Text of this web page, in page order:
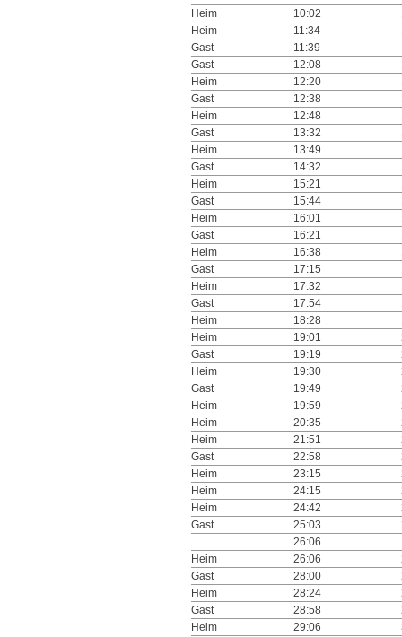
Heim
10:02
Heim
11:34
Gast
11:39
Gast
12:08
Heim
12:20
Gast
12:38
Heim
12:48
Gast
13:32
Heim
13:49
Gast
14:32
Heim
15:21
Gast
15:44
Heim
16:01
Gast
16:21
Heim
16:38
Gast
17:15
Heim
17:32
Gast
17:54
Heim
18:28
Heim
19:01
Gast
19:19
Heim
19:30
Gast
19:49
Heim
19:59
Heim
20:35
Heim
21:51
Gast
22:58
Heim
23:15
Heim
24:15
Heim
24:42
Gast
25:03
26:06
Heim
26:06
Gast
28:00
Heim
28:24
Gast
28:58
Heim
29:06